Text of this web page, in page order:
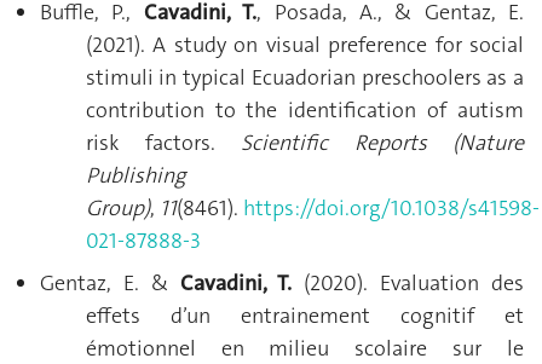
Buffle, P., Cavadini, T., Posada, A., & Gentaz, E.
(2021). A study on visual preference for social
stimuli in typical Ecuadorian preschoolers as a
contribution to the identification of autism
risk factors. Scientific Reports (Nature
Publishing
Group), 11(8461). https://doi.org/10.1038/s41598-
021-87888-3
Gentaz, E. & Cavadini, T. (2020). Evaluation des
effets d’un entrainement cognitif et
émotionnel en milieu scolaire sur le